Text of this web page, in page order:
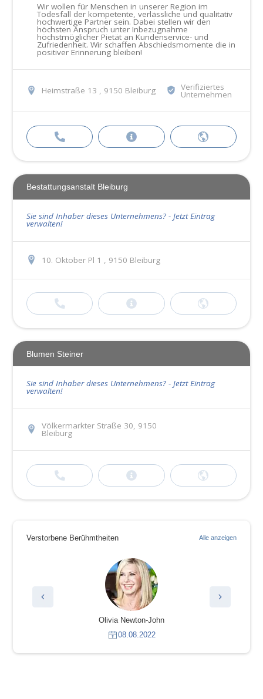
Wir wollen für Menschen in unserer Region im
Todesfall der kompetente, verlässliche und qualitativ
hochwertige Partner sein. Dabei stellen wir den
höchsten Anspruch unter Inbezugnahme
höchstmöglicher Pietät an Kundenservice- und
Zufriedenheit. Wir schaffen Abschiedsmomente die in
positiver Erinnerung bleiben!
Heimstraße 13 , 9150 Bleiburg Verifiziertes
Unternehmen
Bestattungsanstalt Bleiburg
Sie sind Inhaber dieses Unternehmens? - Jetzt Eintrag
verwalten!
10. Oktober Pl 1 , 9150 Bleiburg
Blumen Steiner
Sie sind Inhaber dieses Unternehmens? - Jetzt Eintrag
verwalten!
Völkermarkter Straße 30, 9150
Bleiburg
Verstorbene Berühmtheiten Alle anzeigen
Olivia Newton-John
08.08.2022